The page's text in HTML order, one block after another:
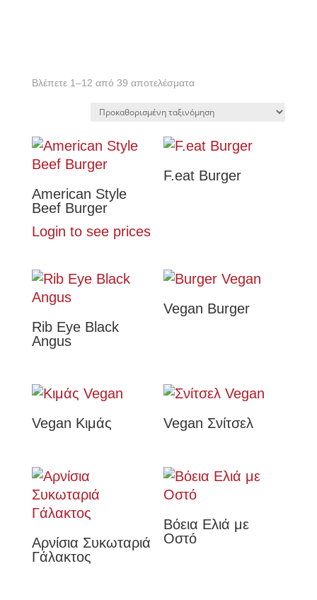
Βλέπετε 1–12 από 39 αποτελέσματα
American Style
Beef Burger
Login to see prices
F.eat Burger
Rib Eye Black
Angus
Vegan Burger
Vegan Κιμάς Vegan Σνίτσελ
Αρνίσια Συκωταριά
Γάλακτος
Βόεια Ελιά με
Οστό